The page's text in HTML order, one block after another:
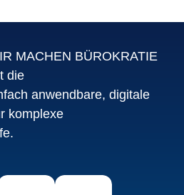
MACHEN BÜROKRATIE
die
anwendbare, digitale
komplexe